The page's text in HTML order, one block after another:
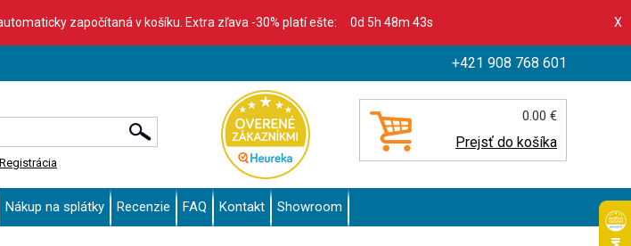
započítaná v košíku. Extra zľava -30% platí ešte: 0d 5h 48m 42s X
+421 908 768 601
0.00 €
Prejsť do košíka
Registrácia
Nákup na splátky Recenzie FAQ Kontakt Showroom